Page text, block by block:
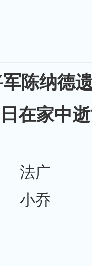
陈纳德
在家中
法广
小乔